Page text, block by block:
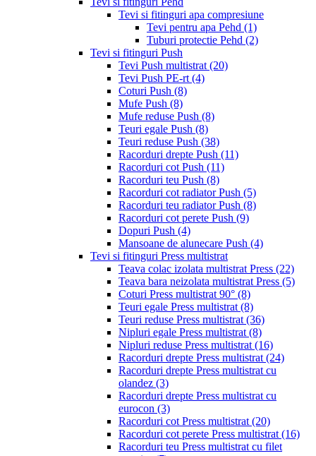
Tevi si fitinguri apa compresiune
Tevi pentru apa Pehd (1)
Tuburi protectie Pehd (2)
Tevi si fitinguri Push
Tevi Push multistrat (20)
Tevi Push PE-rt (4)
Coturi Push (8)
Mufe Push (8)
Mufe reduse Push (8)
Teuri egale Push (8)
Teuri reduse Push (38)
Racorduri drepte Push (11)
Racorduri cot Push (11)
Racorduri teu Push (8)
Racorduri cot radiator Push (5)
Racorduri teu radiator Push (8)
Racorduri cot perete Push (9)
Dopuri Push (4)
Mansoane de alunecare Push (4)
Tevi si fitinguri Press multistrat
Teava colac izolata multistrat Press (22)
Teava bara neizolata multistrat Press (5)
Coturi Press multistrat 90° (8)
Teuri egale Press multistrat (8)
Teuri reduse Press multistrat (36)
Nipluri egale Press multistrat (8)
Nipluri reduse Press multistrat (16)
Racorduri drepte Press multistrat (24)
Racorduri drepte Press multistrat cu
olandez (3)
Racorduri drepte Press multistrat cu
eurocon (3)
Racorduri cot Press multistrat (20)
Racorduri cot perete Press multistrat (16)
Racorduri teu Press multistrat cu filet